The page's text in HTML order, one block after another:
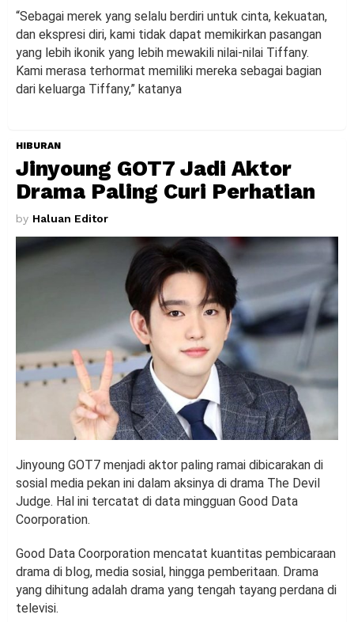
“Sebagai merek yang selalu berdiri untuk cinta, kekuatan,
dan ekspresi diri, kami tidak dapat memikirkan pasangan
yang lebih ikonik yang lebih mewakili nilai-nilai Tiffany.
Kami merasa terhormat memiliki mereka sebagai bagian
dari keluarga Tiffany,” katanya
HIBURAN
Jinyoung GOT7 Jadi Aktor
Drama Paling Curi Perhatian
by Haluan Editor
Jinyoung GOT7 menjadi aktor paling ramai dibicarakan di
sosial media pekan ini dalam aksinya di drama The Devil
Judge. Hal ini tercatat di data mingguan Good Data
Coorporation.
Good Data Coorporation mencatat kuantitas pembicaraan
drama di blog, media sosial, hingga pemberitaan. Drama
yang dihitung adalah drama yang tengah tayang perdana di
televisi.